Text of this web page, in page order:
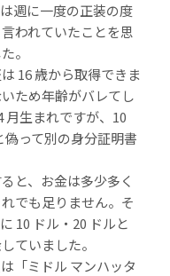
週に一度の正装の度
われていたことを思
。
16 歳から取得できま
ため年齢がバレてし
月生まれですが、10
って別の身分証明書
と、お金は多少多く
でも足りません。そ
10 ドル・20 ドルと
ていました。
「ミドル マンハッタ